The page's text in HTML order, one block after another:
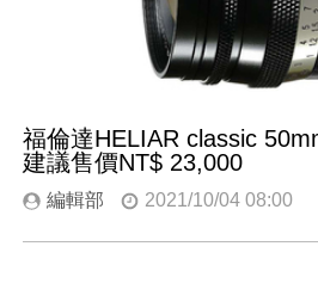
福倫達HELIAR classic
建議售價NT$ 23,000
編輯部 2021/10/04 08:00